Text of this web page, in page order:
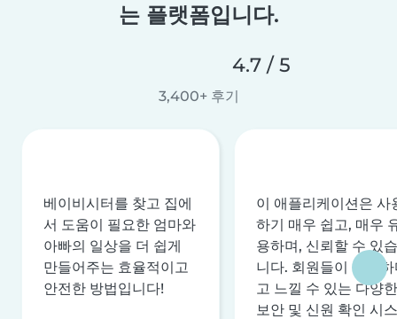
는 플랫폼입니다.
4.7 / 5
3,400+ 후기
베이비시터를 찾고 집에
서 도움이 필요한 엄마와
아빠의 일상을 더 쉽게
만들어주는 효율적이고
안전한 방법입니다!
이 애플리케이션은 사
하기 매우 쉽고, 매우
용하며, 신뢰할 수 있습
니다. 회원들이 안전
고 느낄 수 있는 다양한
보안 및 신원 확인 시스